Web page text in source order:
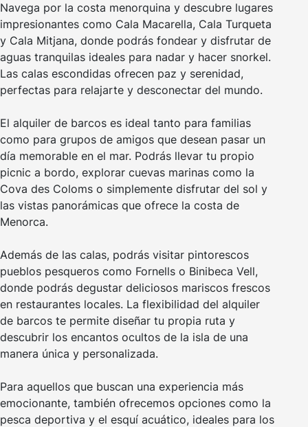
Navega por la costa menorquina y descubre lugares
impresionantes como Cala Macarella, Cala Turqueta
y Cala Mitjana, donde podrás fondear y disfrutar de
aguas tranquilas ideales para nadar y hacer snorkel.
Las calas escondidas ofrecen paz y serenidad,
perfectas para relajarte y desconectar del mundo.
El alquiler de barcos es ideal tanto para familias
como para grupos de amigos que desean pasar un
día memorable en el mar. Podrás llevar tu propio
picnic a bordo, explorar cuevas marinas como la
Cova des Coloms o simplemente disfrutar del sol y
las vistas panorámicas que ofrece la costa de
Menorca.
Además de las calas, podrás visitar pintorescos
pueblos pesqueros como Fornells o Binibeca Vell,
donde podrás degustar deliciosos mariscos frescos
en restaurantes locales. La flexibilidad del alquiler
de barcos te permite diseñar tu propia ruta y
descubrir los encantos ocultos de la isla de una
manera única y personalizada.
Para aquellos que buscan una experiencia más
emocionante, también ofrecemos opciones como la
pesca deportiva y el esquí acuático, ideales para los